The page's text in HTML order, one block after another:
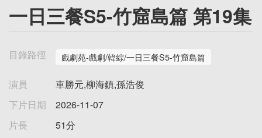
一日三餐S5-竹窟島篇 第19集
目錄路徑 戲劇苑-戲劇/韓綜/一日三餐S5-竹窟島篇
演員
車勝元,柳海鎮,孫浩俊
下片日期
2026-11-07
片長
51分